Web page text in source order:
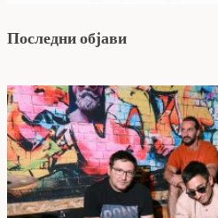
Последни објави